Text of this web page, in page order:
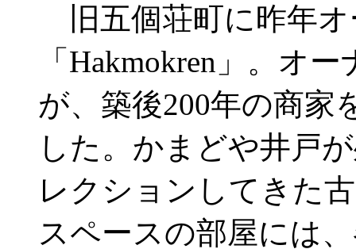
旧五個荘町に昨年
「Hakmokren」。オ
が、築後200年の商家
した。かまどや井戸
レクションしてきた
スペースの部屋には